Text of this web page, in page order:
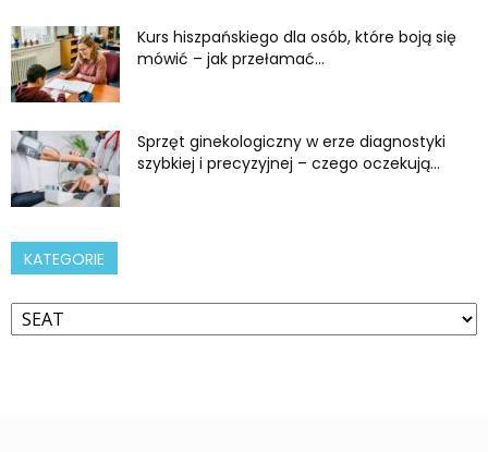
Kurs hiszpańskiego dla osób, które boją się
mówić – jak przełamać...
Sprzęt ginekologiczny w erze diagnostyki
szybkiej i precyzyjnej – czego oczekują...
KATEGORIE
Kategorie